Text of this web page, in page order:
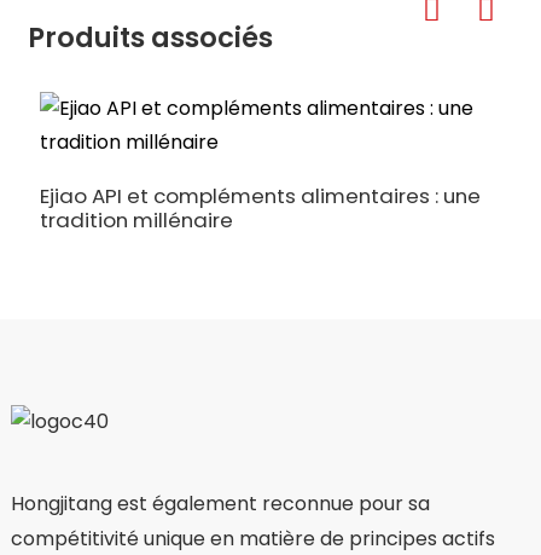
Produits associés
Ejiao API et compléments alimentaires : une
tradition millénaire
Hongjitang est également reconnue pour sa
compétitivité unique en matière de principes actifs